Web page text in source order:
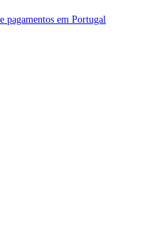
pagamentos em Portugal